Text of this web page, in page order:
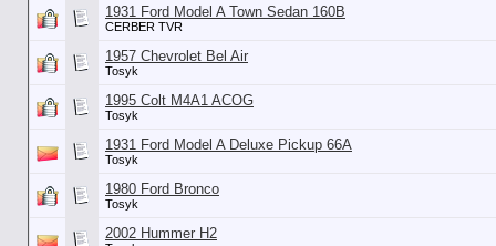
1931 Ford Model A Town Sedan 160B
CERBER TVR
1957 Chevrolet Bel Air
Tosyk
1995 Colt M4A1 ACOG
Tosyk
1931 Ford Model A Deluxe Pickup 66A
Tosyk
1980 Ford Bronco
Tosyk
2002 Hummer H2